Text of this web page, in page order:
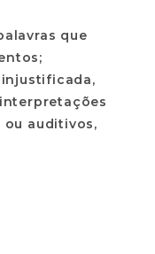
que
ou auditivos,